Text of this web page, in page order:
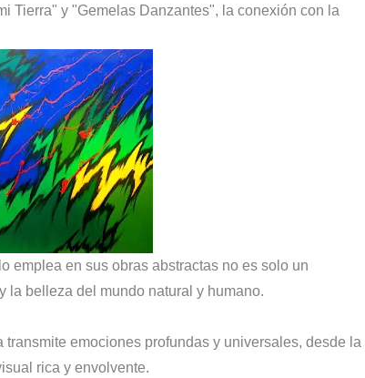
Tierra" y "Gemelas Danzantes", la conexión con la
emplea en sus obras abstractas no es solo un
la belleza del mundo natural y humano.
emociones profundas y universales, desde la
rica y envolvente.